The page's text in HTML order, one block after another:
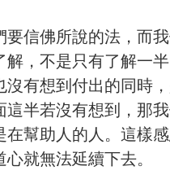
要信佛所說的法，而
解，不是只有了解一
沒有想到付出的同時
這半若沒有想到，那
在幫助人的人。這樣
就無法延續下去。